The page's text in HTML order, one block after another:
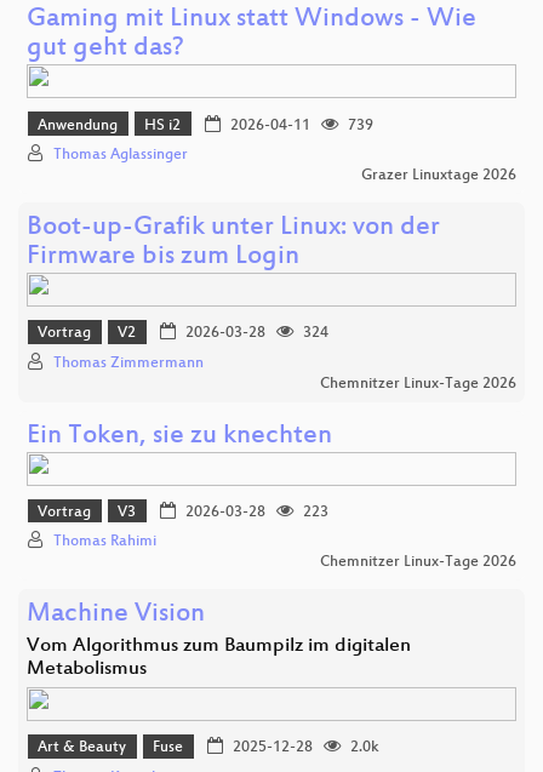
Gaming mit Linux statt Windows - Wie
gut geht das?
Anwendung HS i2 2026-04-11
739
Thomas Aglassinger
Grazer Linuxtage 2026
Boot-up-Grafik unter Linux: von der
Firmware bis zum Login
Vortrag V2 2026-03-28
324
Thomas Zimmermann
Chemnitzer Linux-Tage 2026
Ein Token, sie zu knechten
Vortrag V3 2026-03-28
223
Thomas Rahimi
Chemnitzer Linux-Tage 2026
Machine Vision
Vom Algorithmus zum Baumpilz im digitalen
Metabolismus
Art & Beauty Fuse 2025-12-28
2.0k